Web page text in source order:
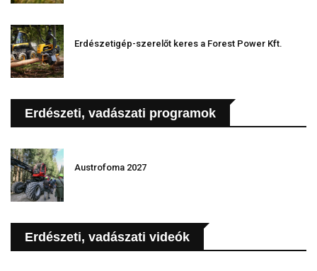
Erdészetigép-szerelőt keres a Forest Power Kft.
Erdészeti, vadászati programok
Austrofoma 2027
Erdészeti, vadászati videók